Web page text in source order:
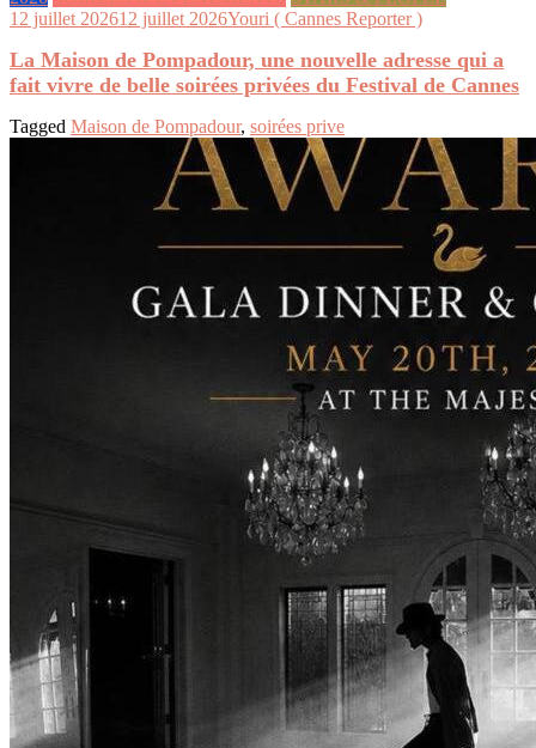
12 juillet 202612 juillet 2026Youri ( Cannes Reporter )
La Maison de Pompadour, une nouvelle adresse qui a
fait vivre de belle soirées privées du Festival de Cannes
Tagged Maison de Pompadour, soirées prive